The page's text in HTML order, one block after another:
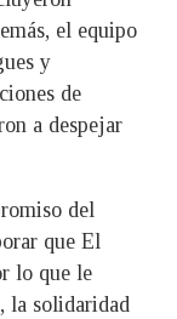
el equipo
y
de
a despejar
del
que El
lo que le
la solidaridad